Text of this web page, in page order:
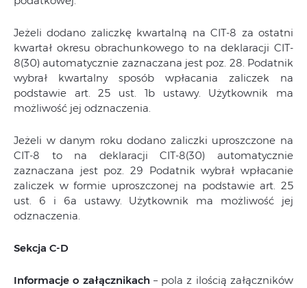
Jeżeli dodano zaliczkę kwartalną na CIT-8 za ostatni
kwartał okresu obrachunkowego to na deklaracji CIT-
8(30) automatycznie zaznaczana jest poz. 28. Podatnik
wybrał kwartalny sposób wpłacania zaliczek na
podstawie art. 25 ust. 1b ustawy. Użytkownik ma
możliwość jej odznaczenia.
Jeżeli w danym roku dodano zaliczki uproszczone na
CIT-8 to na deklaracji CIT-8(30) automatycznie
zaznaczana jest poz. 29 Podatnik wybrał wpłacanie
zaliczek w formie uproszczonej na podstawie art. 25
ust. 6 i 6a ustawy. Użytkownik ma możliwość jej
odznaczenia.
Sekcja C-D
Informacje o załącznikach– pola z ilością załączników